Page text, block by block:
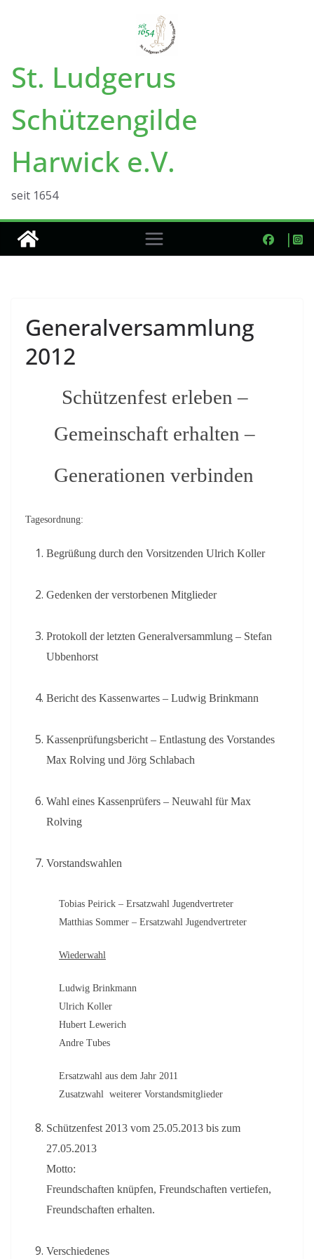
St. Ludgerus
Schützengilde
Harwick e.V.
seit 1654
Generalversammlung
2012
Schützenfest erleben –
Gemeinschaft erhalten –
Generationen verbinden
Tagesordnung:
Begrüßung durch den Vorsitzenden Ulrich Koller
Gedenken der verstorbenen Mitglieder
Protokoll der letzten Generalversammlung – Stefan
Ubbenhorst
Bericht des Kassenwartes – Ludwig Brinkmann
Kassenprüfungsbericht – Entlastung des Vorstandes
Max Rolving und Jörg Schlabach
Wahl eines Kassenprüfers – Neuwahl für Max
Rolving
Vorstandswahlen
Tobias Peirick – Ersatzwahl Jugendvertreter
Matthias Sommer – Ersatzwahl Jugendvertreter
Wiederwahl
Ludwig Brinkmann
Ulrich Koller
Hubert Lewerich
Andre Tubes
Ersatzwahl aus dem Jahr 2011
Zusatzwahl weiterer Vorstandsmitglieder
Schützenfest 2013 vom 25.05.2013 bis zum
27.05.2013
Motto:
Freundschaften knüpfen, Freundschaften vertiefen,
Freundschaften erhalten.
Verschiedenes